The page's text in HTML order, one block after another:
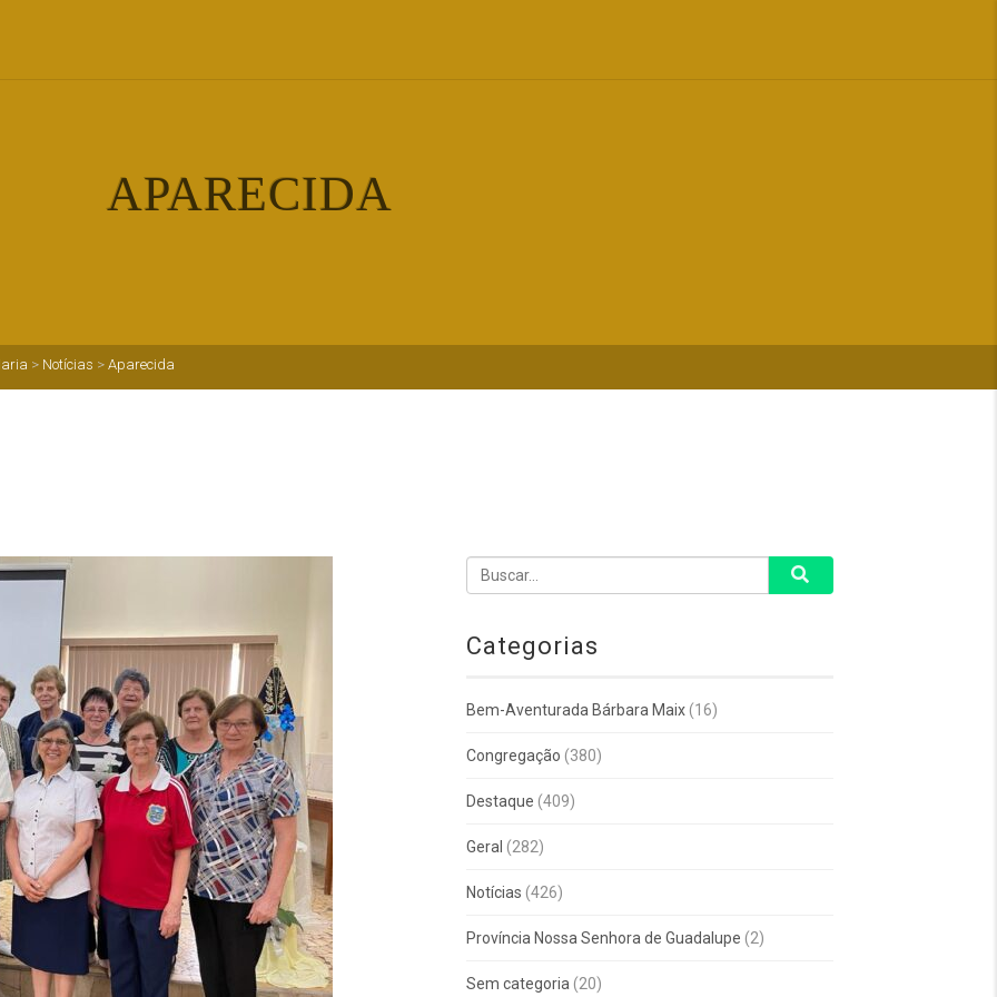
APARECIDA
> Notícias > Aparecida
Categorias
Bem-Aventurada Bárbara Maix (16)
Congregação (380)
Destaque (409)
Geral (282)
Notícias (426)
Província Nossa Senhora de Guadalupe (2)
Sem categoria (20)